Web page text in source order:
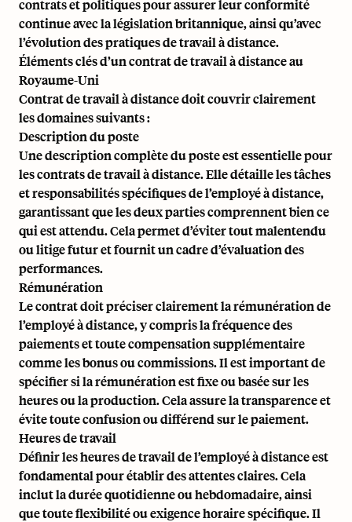
contrats et politiques pour assurer leur conformité
continue avec la législation britannique, ainsi qu’avec
l’évolution des pratiques de travail à distance.
Éléments clés d’un contrat de travail à distance au
Royaume-Uni
Contrat de travail à distancedoit couvrir clairement
les domaines suivants :
Description du poste
Une description complète du poste est essentielle pour
les contrats de travail à distance. Elle détaille les tâches
et responsabilités spécifiques de l’employé à distance,
garantissant que les deux parties comprennent bien ce
qui est attendu. Cela permet d’éviter tout malentendu
ou litige futur et fournit un cadre d’évaluation des
performances.
Rémunération
Le contrat doit préciser clairement la rémunération de
l’employé à distance, y compris la fréquence des
paiements et toute compensation supplémentaire
comme les bonus ou commissions. Il est important de
spécifier si la rémunération est fixe ou basée sur les
heures ou la production. Cela assure la transparence et
évite toute confusion ou différend sur le paiement.
Heures de travail
Définir les heures de travail de l’employé à distance est
fondamental pour établir des attentes claires. Cela
inclut la durée quotidienne ou hebdomadaire, ainsi
que toute flexibilité ou exigence horaire spécifique. Il